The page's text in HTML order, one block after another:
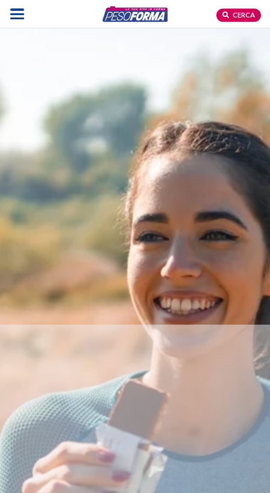
CERCA